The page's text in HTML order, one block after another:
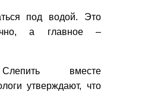
под водой. Это
а главное –
вместе
утверждают, что